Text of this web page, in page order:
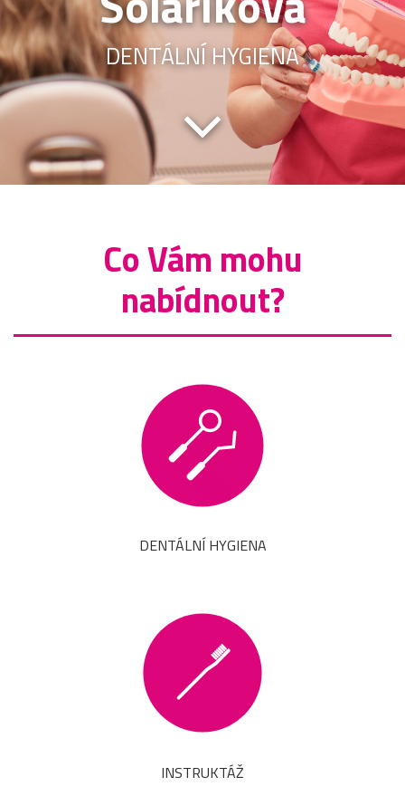
DENTÁLNÍ HYGIENA
Co Vám mohu
nabídnout?
DENTÁLNÍ HYGIENA
INSTRUKTÁŽ